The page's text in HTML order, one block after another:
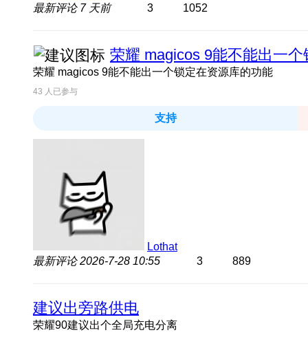
最新评论 7 天前 3 1052
荣耀 magicos 9能不能出一
荣耀 magicos 9能不能出一个锁定在资源库的功能
43 人已参与
支持
Lothat
最新评论2026-7-28 10:55 3 889
建议出旁路供电
荣耀90建议出个全局充电分离